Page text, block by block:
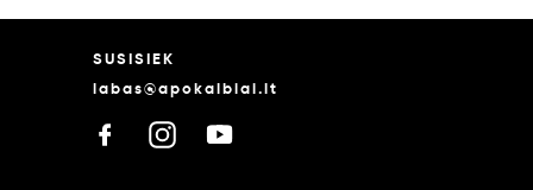
SUSISIEK
labas@apokalbiai.lt